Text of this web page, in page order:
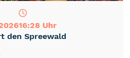
16:28 Uhr
den Spreewald